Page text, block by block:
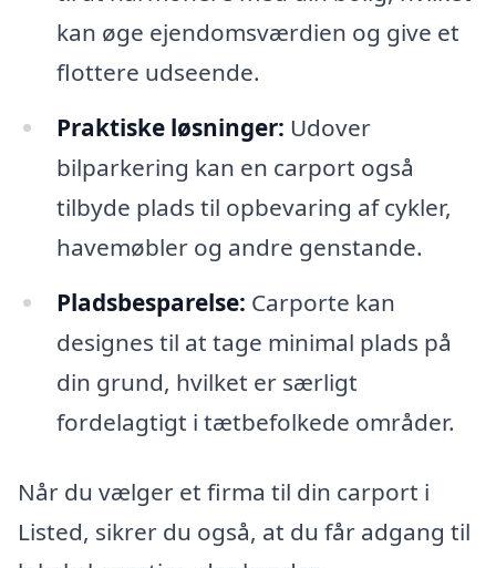
kan øge ejendomsværdien og give et
flottere udseende.
Praktiske løsninger: Udover
bilparkering kan en carport også
tilbyde plads til opbevaring af cykler,
havemøbler og andre genstande.
Pladsbesparelse: Carporte kan
designes til at tage minimal plads på
din grund, hvilket er særligt
fordelagtigt i tætbefolkede områder.
Når du vælger et firma til din carport i
Listed, sikrer du også, at du får adgang til